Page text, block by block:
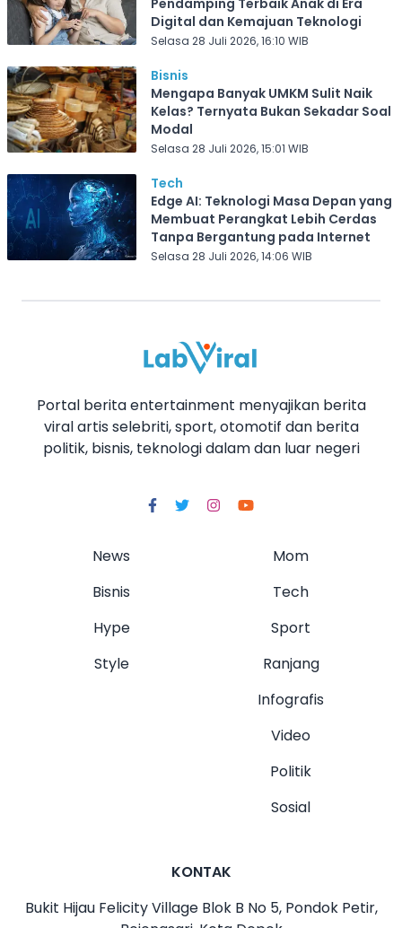
Pendamping Terbaik Anak di Era
Digital dan Kemajuan Teknologi
Selasa 28 Juli 2026, 16:10 WIB
Bisnis
Mengapa Banyak UMKM Sulit Naik
Kelas? Ternyata Bukan Sekadar Soal
Modal
Selasa 28 Juli 2026, 15:01 WIB
Tech
Edge AI: Teknologi Masa Depan yang
Membuat Perangkat Lebih Cerdas
Tanpa Bergantung pada Internet
Selasa 28 Juli 2026, 14:06 WIB
Portal berita entertainment menyajikan berita
viral artis selebriti, sport, otomotif dan berita
politik, bisnis, teknologi dalam dan luar negeri
News
Bisnis
Hype
Style
Mom
Tech
Sport
Ranjang
Infografis
Video
Politik
Sosial
KONTAK
Bukit Hijau Felicity Village Blok B No 5, Pondok Petir,